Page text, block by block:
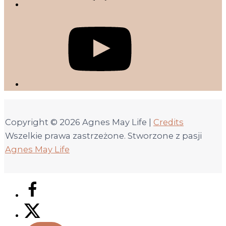
Copyright © 2026 Agnes May Life
Credits
Wszelkie prawa zastrzeżone. Stworzone z pasji
Agnes May Life